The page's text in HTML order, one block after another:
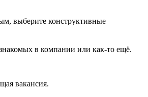
выберите конструктивные
в компании или как-то ещё.
вакансия.